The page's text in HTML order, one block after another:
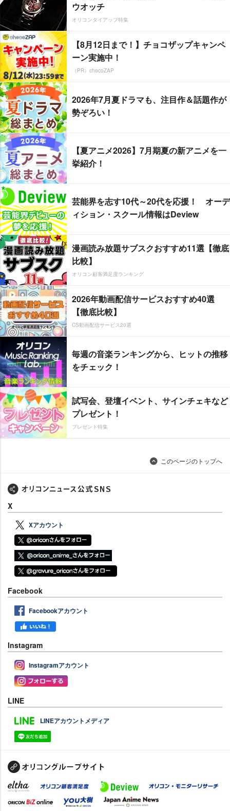
ウオッチ
オリコンタイアップ特集
【8月12日まで！】チョコザップキャンペ
ーン実施中！
（PR）chocoZAP
2026年7月夏ドラマも、注目作＆話題作が
勢ぞろい！
【夏アニメ2026】7月期夏の新アニメを一
挙紹介！
芸能界を志す10代～20代を応援！ オーデ
ィション・スクール情報はDeview
漫画読み放題サブスクおすすめ11選【徹底
比較】
オリコン顧客満足度ランキング
2026年動画配信サービスおすすめ40選
【徹底比較】
CS動画配信サービス20選
毎週の音楽ランキングから、ヒットの推移
をチェック！
試写会、登壇イベント、サインチェキなど
プレゼント！
プレゼント特集
このページのトップへ
X
Xアカウント
Facebook
Facebookアカウント
Instagram
Instagramアカウント
LINE
LINEアカウントメディア